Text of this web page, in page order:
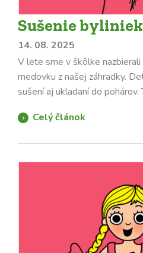
Sušenie byliniek
14. 08. 2025
V lete sme v škôlke nazbierali
medovku z našej záhradky.
sušení aj ukladaní do pohárov.
Celý článok